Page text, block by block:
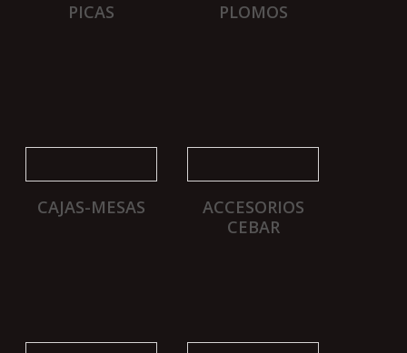
PICAS PLOMOS
CAJAS-MESAS
ACCESORIOS
CEBAR